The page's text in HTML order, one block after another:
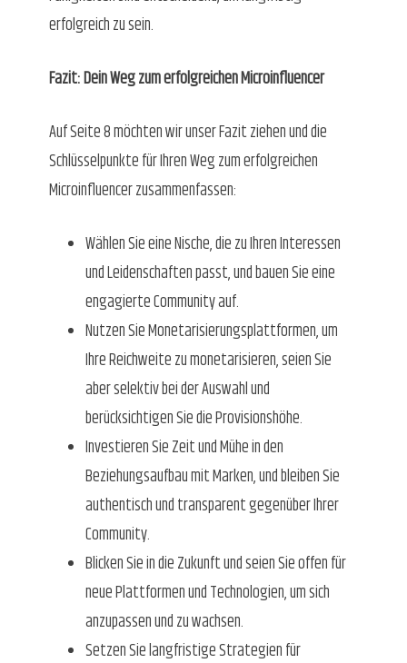
erfolgreich zu sein.
Fazit: Dein Weg zum erfolgreichen Microinfluencer
Auf Seite 8 möchten wir unser Fazit ziehen und die
Schlüsselpunkte für Ihren Weg zum erfolgreichen
Microinfluencer zusammenfassen:
Wählen Sie eine Nische, die zu Ihren Interessen
und Leidenschaften passt, und bauen Sie eine
engagierte Community auf.
Nutzen Sie Monetarisierungsplattformen, um
Ihre Reichweite zu monetarisieren, seien Sie
aber selektiv bei der Auswahl und
berücksichtigen Sie die Provisionshöhe.
Investieren Sie Zeit und Mühe in den
Beziehungsaufbau mit Marken, und bleiben Sie
authentisch und transparent gegenüber Ihrer
Community.
Blicken Sie in die Zukunft und seien Sie offen für
neue Plattformen und Technologien, um sich
anzupassen und zu wachsen.
Setzen Sie langfristige Strategien für